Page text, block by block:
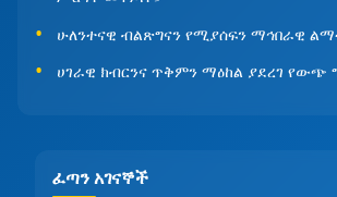
ሁለንተናዊ ብልጽግናን የሚያሰፍን ማኅበራዊ
ሀገራዊ ክብርንና ጥቅምን ማዕከል ያደረገ የውጭ
ፈጣን አገናኞች